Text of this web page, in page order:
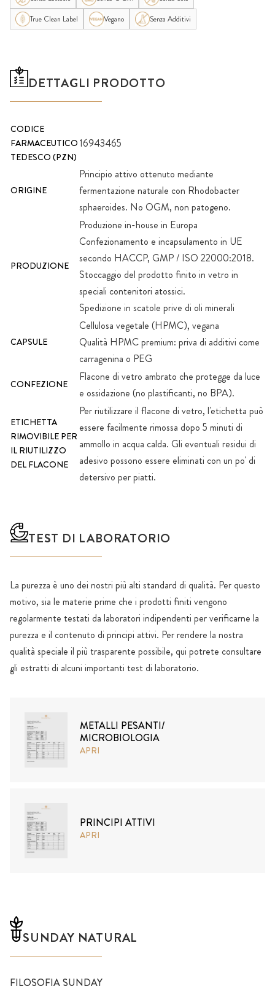
True Clean Label
Vegano Senza Additivi
DETTAGLI PRODOTTO
CODICE
FARMACEUTICO
TEDESCO (PZN)
16943465
ORIGINE
Principio attivo ottenuto mediante
fermentazione naturale con Rhodobacter
sphaeroides. No OGM, non patogeno.
PRODUZIONE
Produzione in-house in Europa
Confezionamento e incapsulamento in UE
secondo HACCP, GMP / ISO 22000:2018.
Stoccaggio del prodotto finito in vetro in
speciali contenitori atossici.
Spedizione in scatole prive di oli minerali
CAPSULE
Cellulosa vegetale (HPMC), vegana
Qualità HPMC premium: priva di additivi come
carragenina o PEG
CONFEZIONE
Flacone di vetro ambrato che protegge da luce
e ossidazione (no plastificanti, no BPA).
ETICHETTA
RIMOVIBILE PER
IL RIUTILIZZO
DEL FLACONE
Per riutilizzare il flacone di vetro, l'etichetta può
essere facilmente rimossa dopo 5 minuti di
ammollo in acqua calda. Gli eventuali residui di
adesivo possono essere eliminati con un po' di
detersivo per piatti.
TEST DI LABORATORIO
La purezza è uno dei nostri più alti standard di qualità. Per questo
motivo, sia le materie prime che i prodotti finiti vengono
regolarmente testati da laboratori indipendenti per verificarne la
purezza e il contenuto di principi attivi. Per rendere la nostra
qualità speciale il più trasparente possibile, qui potrete consultare
gli estratti di alcuni importanti test di laboratorio.
METALLI PESANTI/
MICROBIOLOGIA
APRI
PRINCIPI ATTIVI
APRI
SUNDAY NATURAL
FILOSOFIA SUNDAY